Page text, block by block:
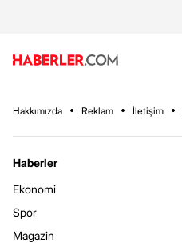
Hakkımızda Reklam İletişim
Haberler
Ekonomi
Spor
Magazin